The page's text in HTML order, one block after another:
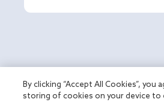
By clicking “Accept All Cookies”, you
storing of cookies on your device to